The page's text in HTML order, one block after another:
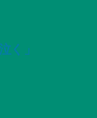
く」